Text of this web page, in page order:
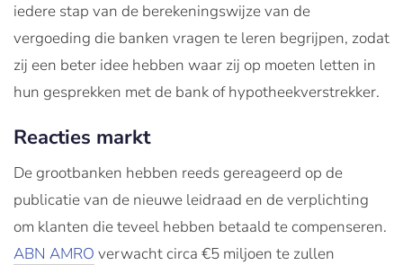
iedere stap van de berekeningswijze van de
vergoeding die banken vragen te leren begrijpen, zodat
zij een beter idee hebben waar zij op moeten letten in
hun gesprekken met de bank of hypotheekverstrekker.
Reacties markt
De grootbanken hebben reeds gereageerd op de
publicatie van de nieuwe leidraad en de verplichting
om klanten die teveel hebben betaald te compenseren.
ABN AMRO verwacht circa €5 miljoen te zullen